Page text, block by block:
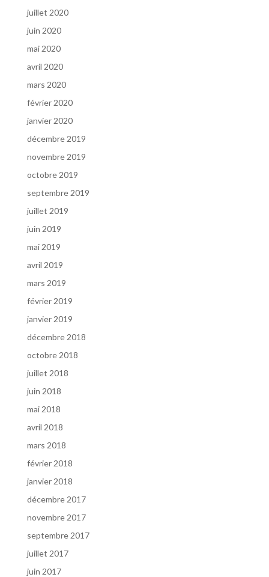
juillet 2020
juin 2020
mai 2020
avril 2020
mars 2020
février 2020
janvier 2020
décembre 2019
novembre 2019
octobre 2019
septembre 2019
juillet 2019
juin 2019
mai 2019
avril 2019
mars 2019
février 2019
janvier 2019
décembre 2018
octobre 2018
juillet 2018
juin 2018
mai 2018
avril 2018
mars 2018
février 2018
janvier 2018
décembre 2017
novembre 2017
septembre 2017
juillet 2017
juin 2017